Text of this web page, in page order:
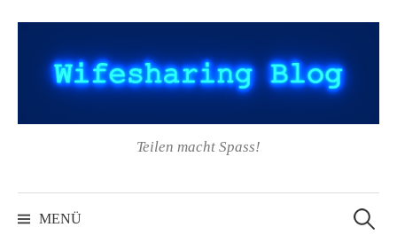
Inhalt
Teilen macht Spass!
MENÜ
nach: